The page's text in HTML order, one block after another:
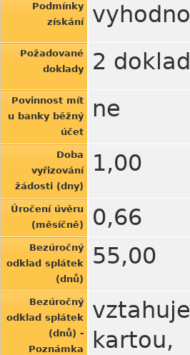
Podmínky
získání
Požadované
doklady
2
Povinnost mít
u banky běžný
účet
ne
Doba
vyřizování
žádosti (dny)
1,00
Úročení úvěru
(měsíčně)
0,66
Bezúročný
odklad splátek
(dnů)
55,00
Bezúročný
odklad splátek
(dnů) -
Poznámka